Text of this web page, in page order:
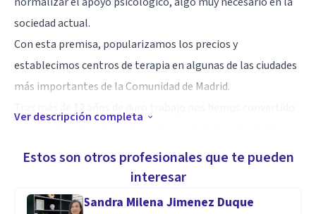
sociedad actual.
Con esta premisa, popularizamos los precios y
establecimos centros de terapia en algunas de las ciudades
más importantes de la Comunidad de Madrid.
los ámbitos donde tenemos presencia, habiendo tenido el
honor de haber podido ayudar a más de 15.000 personas y de
estar considerados uno de los centros con mejores
Ver descripción completa
Estos son otros profesionales que te pueden
interesar
Sandra Milena Jimenez Duque